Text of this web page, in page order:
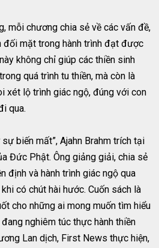
mỗi chương chia sẻ về các vấn đề,
đối mặt trong hành trình đạt được
không chỉ giúp các thiền sinh
quá trình tu thiền, mà còn là
xét lộ trình giác ngộ, đúng với con
qua.
biến mất”, Ajahn Brahm trích tại
Đức Phật. Ông giảng giải, chia sẻ
định và hành trình giác ngộ qua
có chút hài hước. Cuốn sách là
cho những ai mong muốn tìm hiểu
nghiêm túc thực hành thiền
Lan dịch, First News thực hiện,